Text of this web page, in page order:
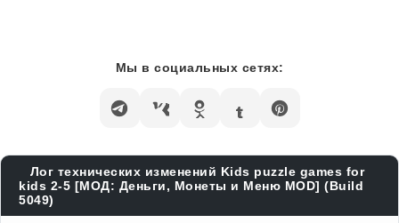
Мы в социальных сетях:
Лог технических изменений Kids puzzle games for
kids 2-5 [МОД: Деньги, Монеты и Меню MOD] (Build
5049)